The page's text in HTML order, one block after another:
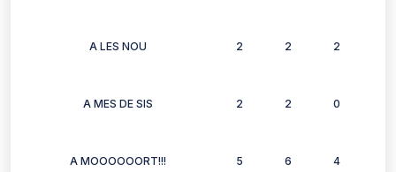
A LES NOU 2 2 2
A MES DE SIS 2 2 0
A MOOOOOORT!!! 5 6 4